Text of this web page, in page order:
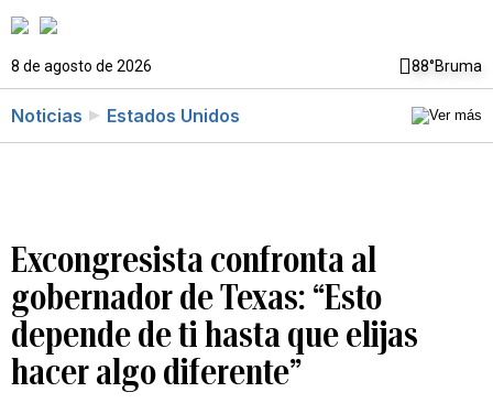
8 de agosto de 2026 88°Bruma
Noticias Estados Unidos
Excongresista confronta al
gobernador de Texas: “Esto
depende de ti hasta que elijas
hacer algo diferente”